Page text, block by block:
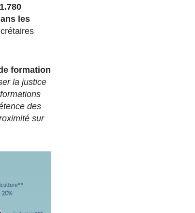
les
formation
la justice
des
sur